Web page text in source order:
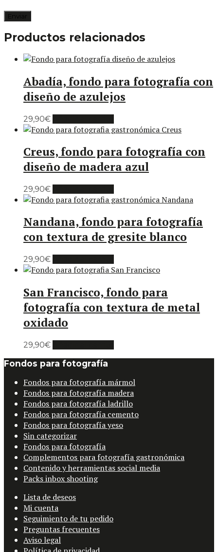
Productos relacionados
Abadía, fondo para fotografía con
diseño de azulejos
29,90€
Creus, fondo para fotografía con
diseño de madera azul
29,90€
Nandana, fondo para fotografía
con textura de gresite blanco
29,90€
San Francisco, fondo para
fotografía con textura de metal
oxidado
29,90€
Fondos para fotografía
Fondos para fotografía mármol
Fondos para fotografía madera
Fondos para fotografía ladrillo
Fondos para fotografía cemento
Fondos para fotografía yeso
Sin categorizar
Fondos para fotografía
Complementos para fotografía gastronómica
Contenido y herramientas social media
Packs inbox shooting
Lista de deseos
Mi cuenta
Seguimiento de tu pedido
Preguntas frecuentes
Aviso legal